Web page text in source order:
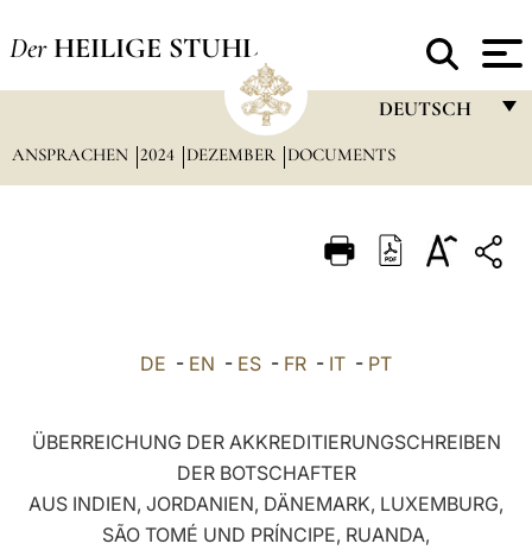
Der HEILIGE STUHL
DEUTSCH
FRANÇAIS
ITALIANO
POLSKI
中文
ANSPRACHEN 2024 DEZEMBER DOCUMENTS
DE - EN - ES - FR - IT - PT
ÜBERREICHUNG DER AKKREDITIERUNGSCHREIBEN
DER BOTSCHAFTER
AUS INDIEN, JORDANIEN, DÄNEMARK, LUXEMBURG,
SÃO TOMÉ UND PRÍNCIPE, RUANDA,